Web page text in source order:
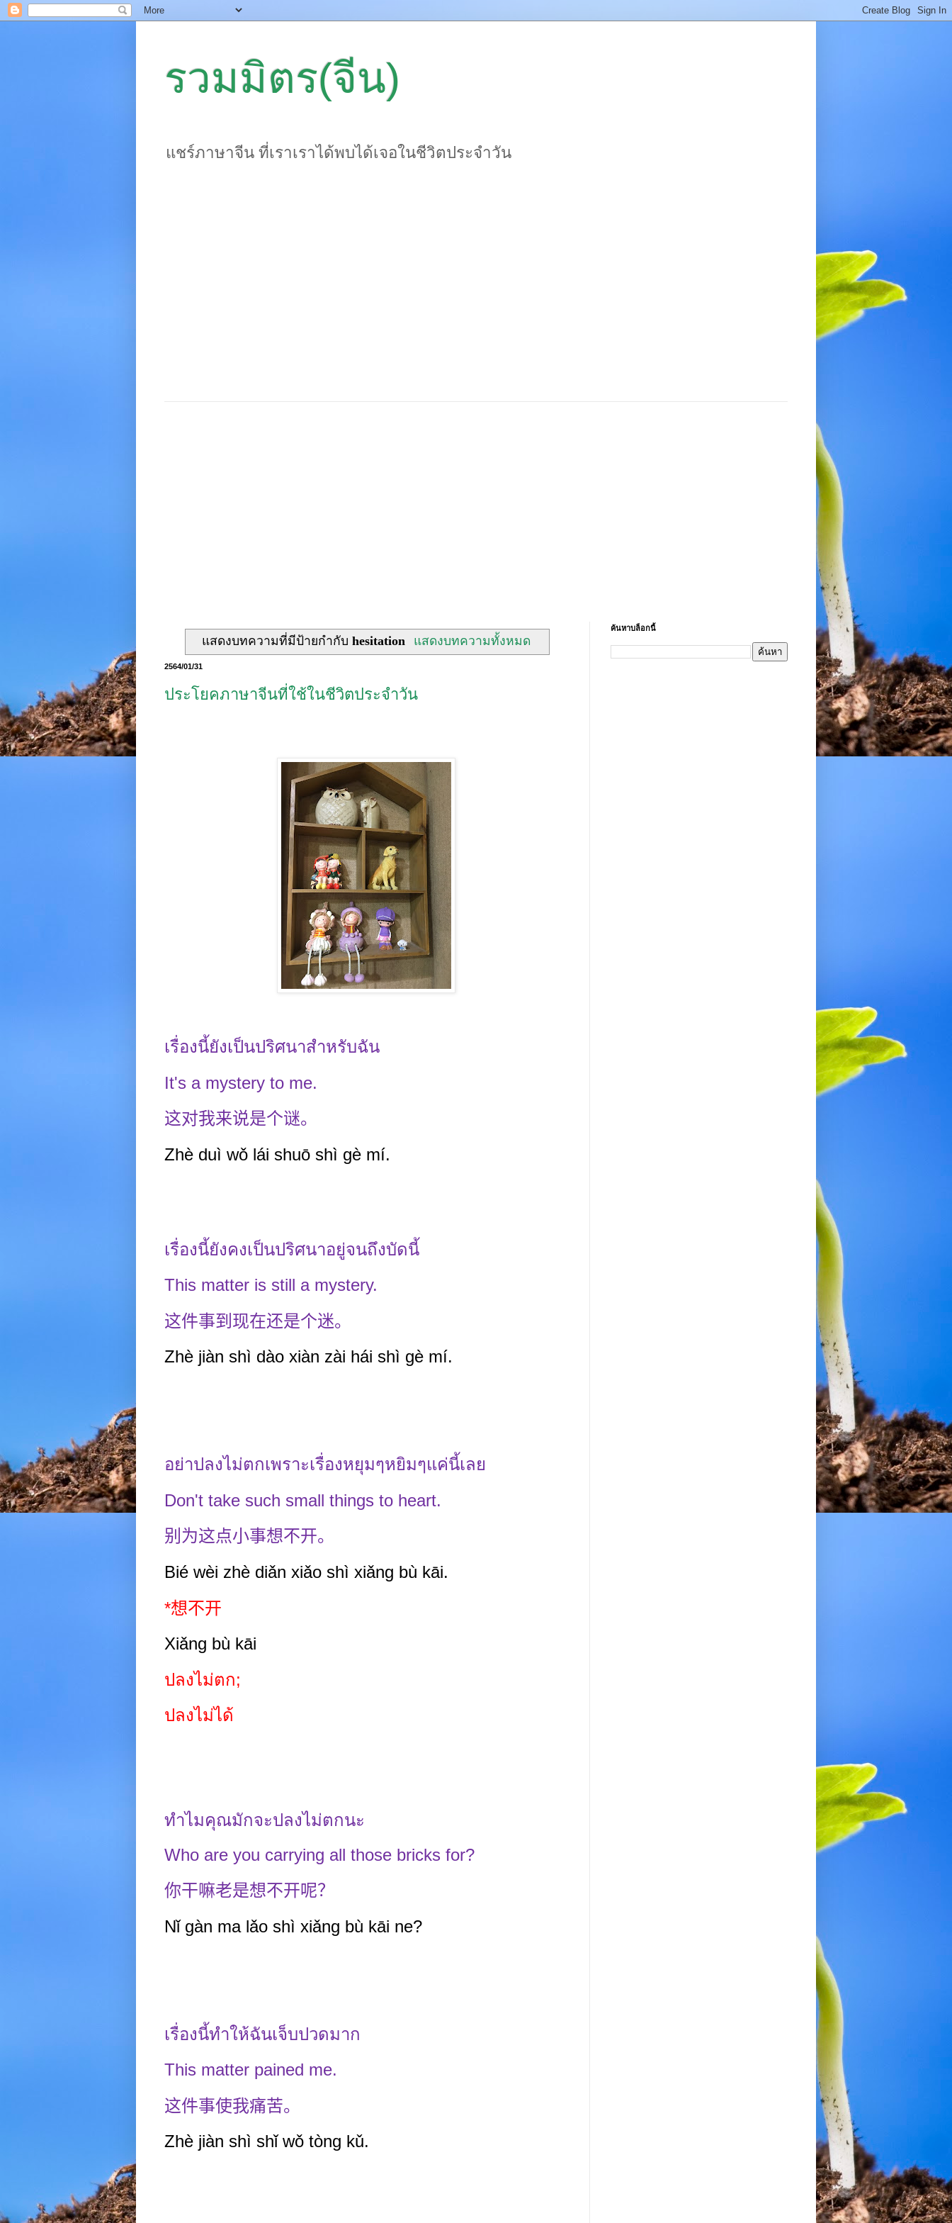
รวมมิตร(จีน)
แชร์ภาษาจีน ที่เราเราได้พบได้เจอในชีวิตประจำวัน
แสดงบทความที่มีป้ายกำกับ hesitation แสดงบทความทั้งหมด
2564/01/31
ประโยคภาษาจีนที่ใช้ในชีวิตประจำวัน
เรื่องนี้ยังเป็นปริศนาสำหรับฉัน
It's a mystery to me.
这对我来说是个谜。
Zhè duì wǒ lái shuō shì gè mí.
เรื่องนี้ยังคงเป็นปริศนาอยู่จนถึงบัดนี้
This matter is still a mystery.
这件事到现在还是个迷。
Zhè jiàn shì dào xiàn zài hái shì gè mí.
อย่าปลงไม่ตกเพราะเรื่องหยุมๆหยิมๆแค่นี้เลย
Don't take such small things to heart.
别为这点小事想不开。
Bié wèi zhè diǎn xiǎo shì xiǎng bù kāi.
*想不开
Xiǎng bù kāi
ปลงไม่ตก;
ปลงไม่ได้
ทำไมคุณมักจะปลงไม่ตกนะ
Who are you carrying all those bricks for?
你干嘛老是想不开呢？
Nǐ gàn ma lǎo shì xiǎng bù kāi ne?
เรื่องนี้ทำให้ฉันเจ็บปวดมาก
This matter pained me.
这件事使我痛苦。
Zhè jiàn shì shǐ wǒ tòng kǔ.
ค้นหาบล็อกนี้